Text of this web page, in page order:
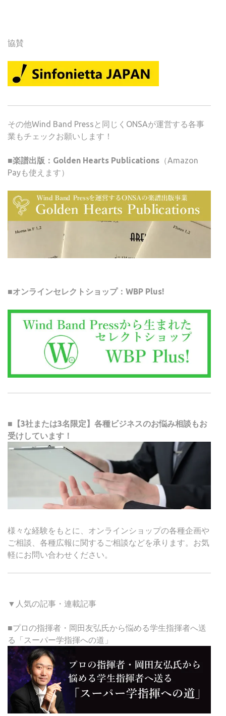
協賛
その他Wind Band Pressと同じくONSAが運営する各事
業もチェックお願いします！
■楽譜出版：Golden Hearts Publications （Amazon
Payも使えます）
■オンラインセレクトショップ：WBP Plus!
■【3社または3名限定】各種ビジネスのお悩み相談もお
受けしています！
様々な経験をもとに、オンラインショップの各種企画や
ご相談、各種広報に関するご相談などを承ります。お気
軽にお問い合わせください。
▼人気の記事・連載記事
■プロの指揮者・岡田友弘氏から悩める学生指揮者へ送
る「スーパー学指揮への道」